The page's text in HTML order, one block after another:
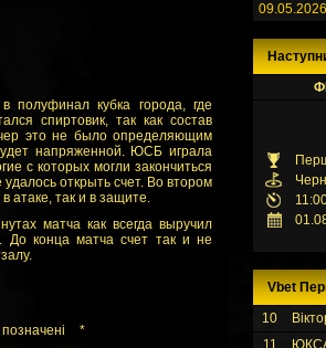
кубка города, где
спиртовик, так как состав
это не было определяющим
напряженной. ЮСБ играла
с которых могли закончиться
открыть счет. Во втором
атаке, так и в защите.
матча как всегда выручил
До конца матча счет так и не
*
09.05.2026
Vbet
10
11